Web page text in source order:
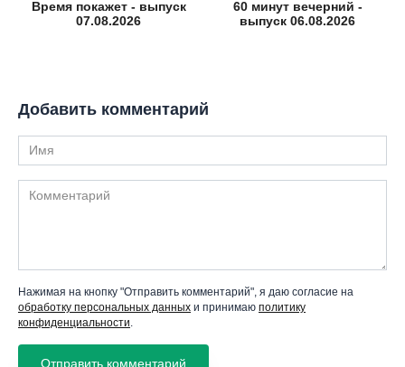
Время покажет - выпуск
07.08.2026
60 минут вечерний -
выпуск 06.08.2026
Добавить комментарий
Имя
Комментарий
Нажимая на кнопку "Отправить комментарий", я даю согласие на
обработку персональных данных и принимаю политику
конфиденциальности.